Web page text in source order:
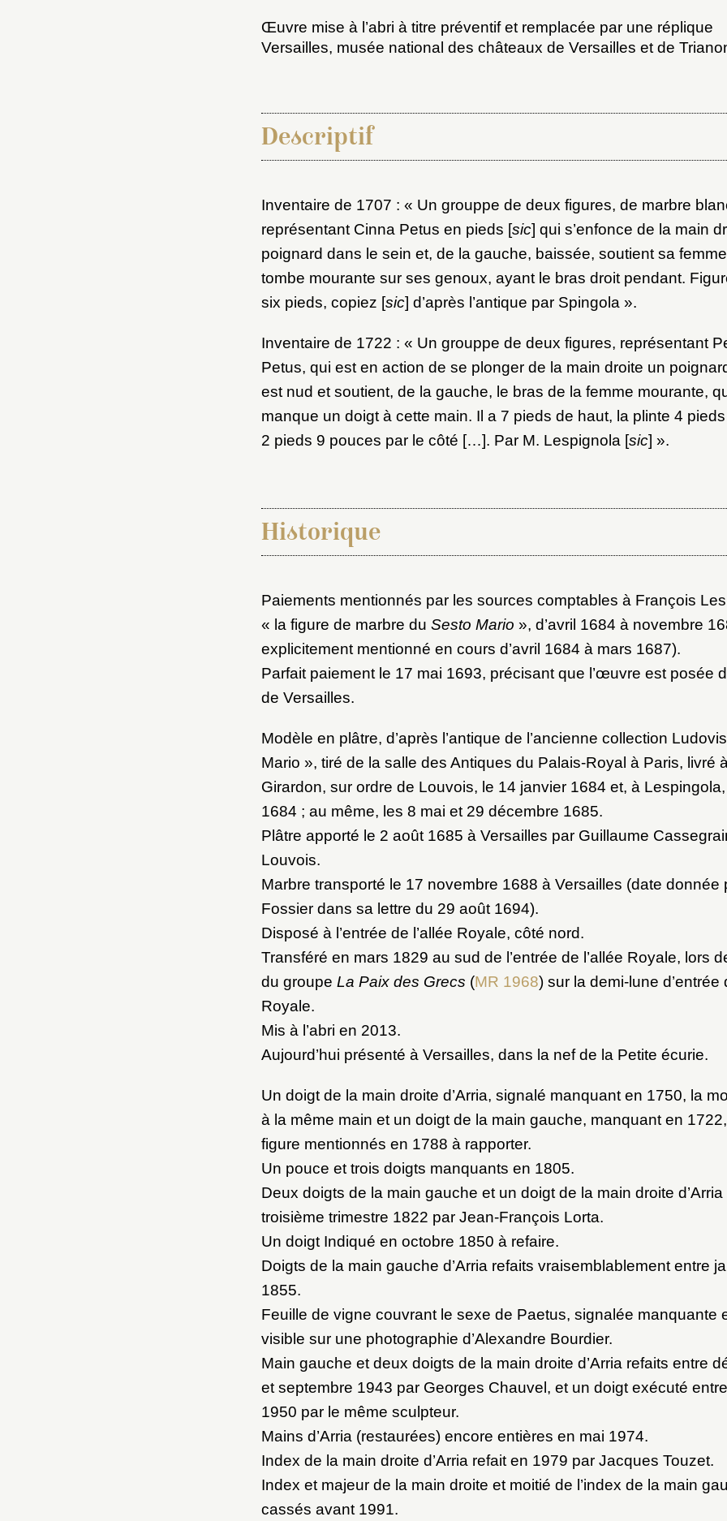
Œuvre mise à l’abri à titre préventif et remplacée par une réplique
Versailles, musée national des châteaux de Versailles et de
Descriptif
Inventaire de 1707 : « Un grouppe de deux figures, de marbre
représentant Cinna Petus en pieds [sic] qui s’enfonce de la main
poignard dans le sein et, de la gauche, baissée, soutient sa
tombe mourante sur ses genoux, ayant le bras droit pendant.
six pieds, copiez [sic] d’après l’antique par Spingola ».
Inventaire de 1722 : « Un grouppe de deux figures, représentant
Petus, qui est en action de se plonger de la main droite un
est nud et soutient, de la gauche, le bras de la femme mourante,
manque un doigt à cette main. Il a 7 pieds de haut, la plinte 4
2 pieds 9 pouces par le côté […]. Par M. Lespignola [sic] ».
Historique
Paiements mentionnés par les sources comptables à François
« la figure de marbre du Sesto Mario », d’avril 1684 à novembre
explicitement mentionné en cours d’avril 1684 à mars 1687).
Parfait paiement le 17 mai 1693, précisant que l’œuvre est posée
de Versailles.
Modèle en plâtre, d’après l’antique de l’ancienne collection
Mario », tiré de la salle des Antiques du Palais-Royal à Paris, livré
Girardon, sur ordre de Louvois, le 14 janvier 1684 et, à
1684 ; au même, les 8 mai et 29 décembre 1685.
Plâtre apporté le 2 août 1685 à Versailles par Guillaume
Louvois.
Marbre transporté le 17 novembre 1688 à Versailles (date donnée
Fossier dans sa lettre du 29 août 1694).
Disposé à l’entrée de l’allée Royale, côté nord.
Transféré en mars 1829 au sud de l’entrée de l’allée Royale, lors
du groupe La Paix des Grecs (MR 1968) sur la demi-lune d’entrée
Royale.
Mis à l’abri en 2013.
Aujourd’hui présenté à Versailles, dans la nef de la Petite écurie.
Un doigt de la main droite d’Arria, signalé manquant en 1750, la
à la même main et un doigt de la main gauche, manquant en
figure mentionnés en 1788 à rapporter.
Un pouce et trois doigts manquants en 1805.
Deux doigts de la main gauche et un doigt de la main droite
troisième trimestre 1822 par Jean-François Lorta.
Un doigt Indiqué en octobre 1850 à refaire.
Doigts de la main gauche d’Arria refaits vraisemblablement entre
1855.
Feuille de vigne couvrant le sexe de Paetus, signalée manquante
visible sur une photographie d’Alexandre Bourdier.
Main gauche et deux doigts de la main droite d’Arria refaits entre
et septembre 1943 par Georges Chauvel, et un doigt exécuté
1950 par le même sculpteur.
Mains d’Arria (restaurées) encore entières en mai 1974.
Index de la main droite d’Arria refait en 1979 par Jacques Touzet.
Index et majeur de la main droite et moitié de l’index de la main
cassés avant 1991.
Choix du dossier où ajouter la
Nom du dossier
Valider
Créer et ajouter
Connexion
Courriel
Mot de passe